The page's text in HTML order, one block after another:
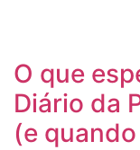
O que
Diário da
(e